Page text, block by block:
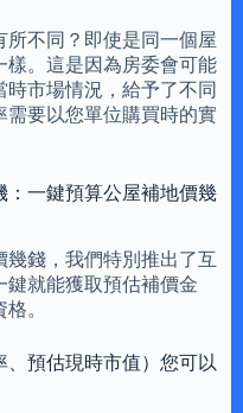
不同？即使是同一個屋
樣。這是因為房委會可能
市場情況，給予了不同
需要以您單位購買時的實
：一鍵預算公屋補地價幾
錢，我們特別推出了互
鍵就能獲取預估補價金
。
預估現時市值）您可以